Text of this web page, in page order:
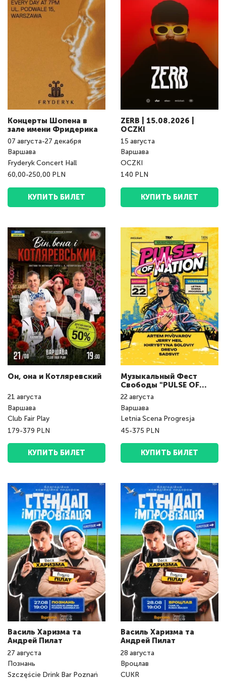
Концерты Шопена в
зале имени Фридерика
07 августа-27 декабря
Варшава
Fryderyk Concert Hall
60,00-250,00 PLN
КУПИТЬ БИЛЕТ
ZERB | 15.08.2026 |
OCZKI
15 августа
Варшава
OCZKI
140 PLN
КУПИТЬ БИЛЕТ
Он, она и Котляревский
21 августа
Варшава
Club Fair Play
179-379 PLN
КУПИТЬ БИЛЕТ
Музыкальный Фест
Свободы "PULSE OF
NATION fest"
22августа
Варшава
Letnia Scena Progresja
45-375 PLN
КУПИТЬ БИЛЕТ
Василь Харизма та
Андрeй Пилат
27 августа
Познань
Szczęście Drink Bar Poznań
Василь Харизма та
Андрeй Пилат
28 августа
Вроцлав
CUKR